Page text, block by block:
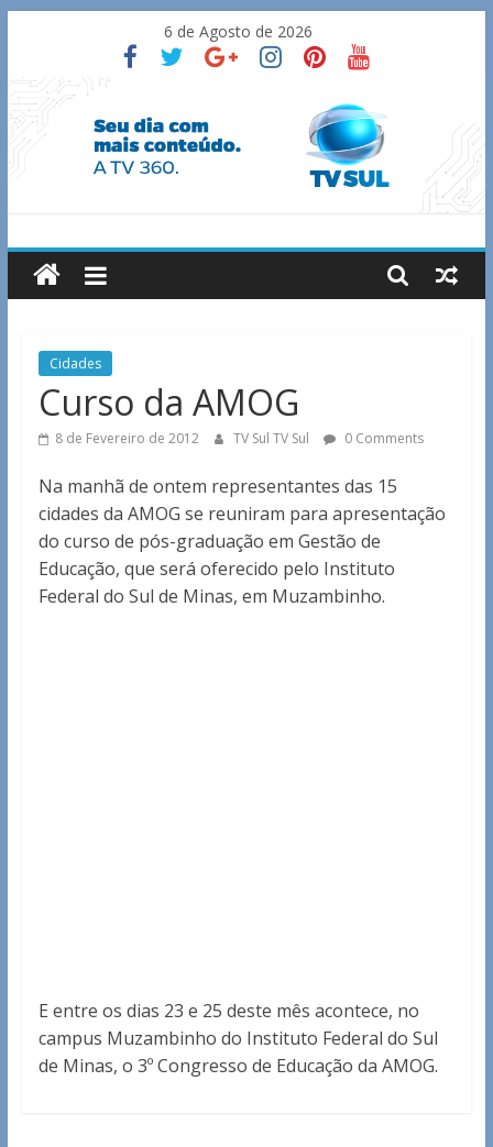
content
6 de Agosto de 2026
TV
Sul
Notícias
Guaxupé
Cidades
Curso da AMOG
8 de Fevereiro de 2012 TV Sul TV Sul 0 Comments
Na manhã de ontem representantes das 15
cidades da AMOG se reuniram para apresentação
do curso de pós-graduação em Gestão de
Educação, que será oferecido pelo Instituto
Federal do Sul de Minas, em Muzambinho.
E entre os dias 23 e 25 deste mês acontece, no
campus Muzambinho do Instituto Federal do Sul
de Minas, o 3º Congresso de Educação da AMOG.